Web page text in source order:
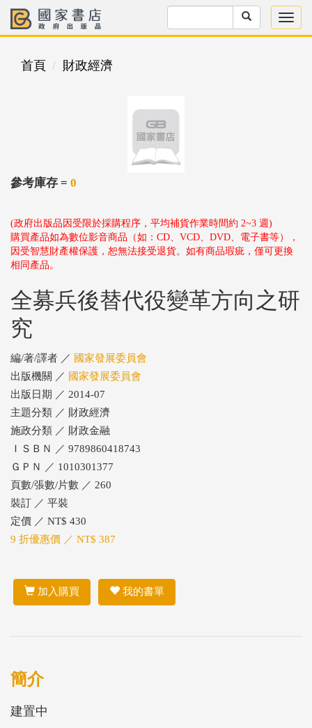
首頁 財政經濟
參考庫存 = 0
(政府出版品因受限於採購程序，平均補貨作業時間約 2~3 週)
購買產品如為數位影音商品（如：CD、VCD、DVD、電子書等），
因受智慧財產權保護，恕無法接受退貨。如有商品瑕疵，僅可更換
相同產品。
全募兵後替代役變革方向之研
究
編/著/譯者 ／ 國家發展委員會
出版機關 ／ 國家發展委員會
出版日期 ／ 2014-07
主題分類 ／ 財政經濟
施政分類 ／ 財政金融
ＩＳＢＮ ／ 9789860418743
ＧＰＮ ／ 1010301377
頁數/張數/片數 ／ 260
裝訂 ／ 平裝
定價 ／ NT$ 430
9 折優惠價 ／ NT$ 387
加入購買 我的書單
簡介
建置中